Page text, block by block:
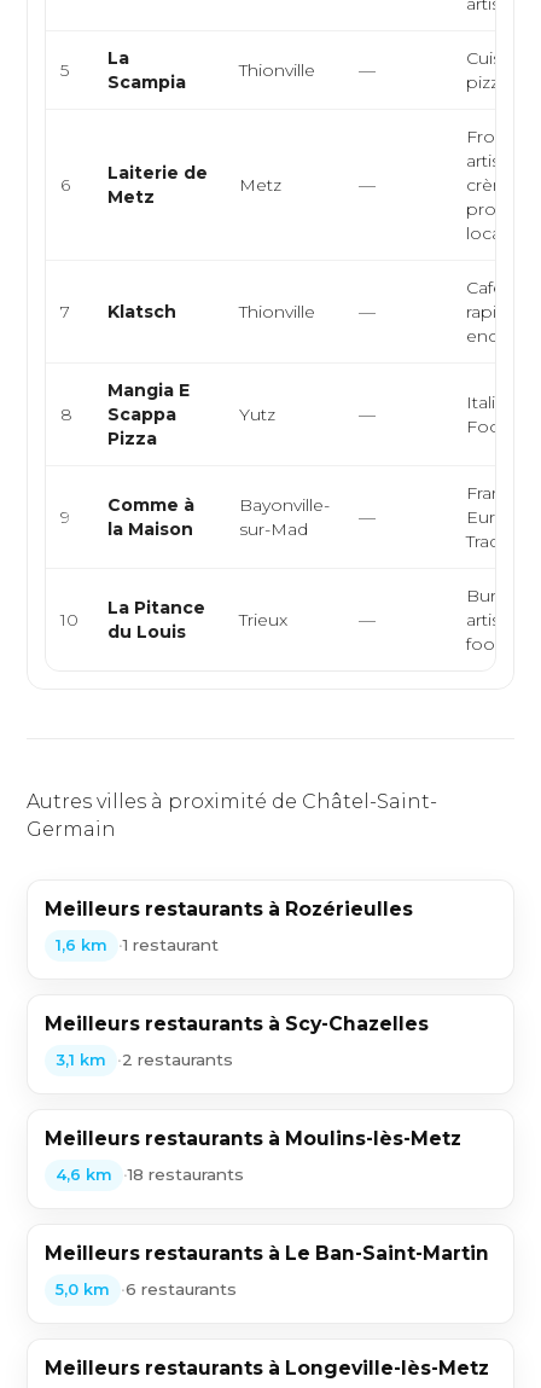
5
La
Scampia
Thionville —
Cuisine
pizzeria,
6
Laiterie de
Metz
Metz —
produits
loca...
7 Klatsch Thionville —
Café
rapide,
encas
8
Mangia E
Scappa
Pizza
Yutz —
9
Comme à
la Maison
Bayonville-
sur-Mad
—
10
La Pitance
du Louis
Trieux —
Burgers
food,
Autres villes à proximité de Châtel-Saint-
Germain
Meilleurs restaurants à Rozérieulles
1,6 km •1 restaurant
Meilleurs restaurants à Scy-Chazelles
3,1 km •2 restaurants
Meilleurs restaurants à Moulins-lès-Metz
4,6 km •18 restaurants
Meilleurs restaurants à Le Ban-Saint-Martin
5,0 km •6 restaurants
Meilleurs restaurants à Longeville-lès-Metz